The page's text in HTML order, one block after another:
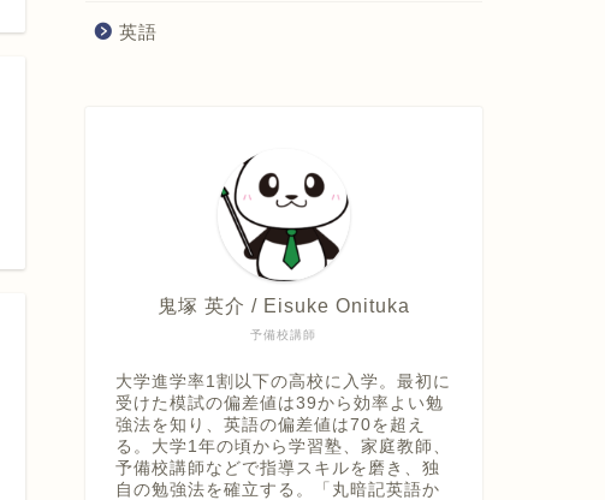
英語
予備校講師
鬼塚 英介 / Eisuke Onituka
大学進学率1割以下の高校に入学。最初に
受けた模試の偏差値は39から効率よい勉
強法を知り、英語の偏差値は70を超え
る。大学1年の頃から学習塾、家庭教師、
予備校講師などで指導スキルを磨き、独
自の勉強法を確立する。「丸暗記英語か